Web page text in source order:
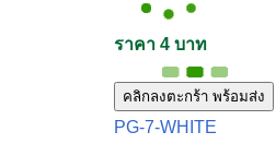
ราคา 4 บาท
คลิกลงตะกร้า พร้อมส่ง
PG-7-WHITE